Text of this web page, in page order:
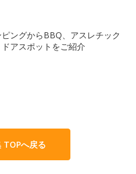
ングからBBQ、アスレチック
アスポットをご紹介
TOPへ戻る